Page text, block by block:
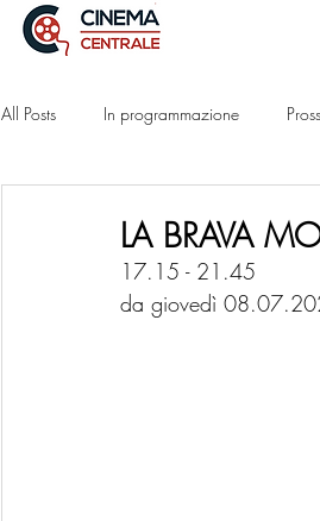
All Posts In programmazione
LA BRAVA
17.15 - 21.45
da giovedì